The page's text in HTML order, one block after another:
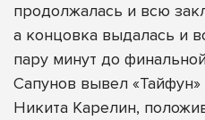
продолжалась и всю
а концовка выдалась и
пару минут до
Сапунов вывел
Никита Карелин,